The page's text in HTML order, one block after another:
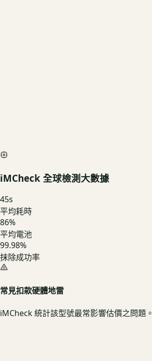
iMCheck 全球檢測大數據
45s
平均耗時
86%
平均電池
99.98%
抹除成功率
常見扣款硬體地雷
iMCheck 統計該型號最常影響估價之問題。